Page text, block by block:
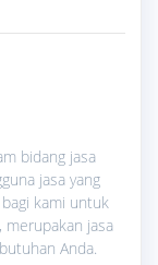
bidang jasa
jasa yang
kami untuk
merupakan jasa
Anda.